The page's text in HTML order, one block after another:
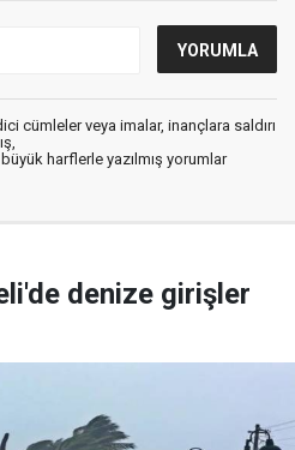
cümleler veya imalar, inançlara saldırı
harflerle yazılmış yorumlar
denize girişler